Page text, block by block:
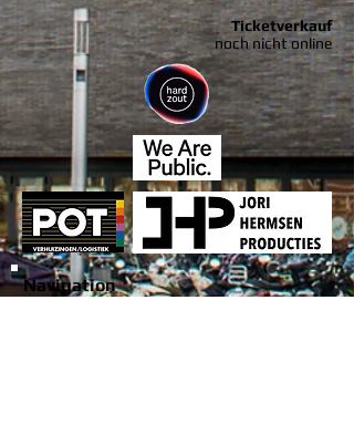
Ticketverkauf
noch nicht online
Navigation